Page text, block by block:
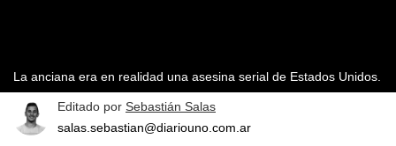
La anciana era en realidad una asesina serial de Estados Unidos.
Editado por Sebastián Salas
salas.sebastian@diariouno.com.ar